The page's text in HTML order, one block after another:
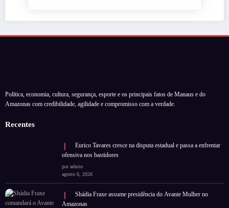
Política, economia, cultura, segurança, esporte e os principais fatos de Manaus e do
Amazonas com credibilidade, agilidade e compromisso com a verdade.
Recentes
Eurico Tavares cresce na disputa estadual e passa a enfrentar
ofensiva nos bastidores
por admin
agosto 6, 2026
Shádia Fraxe assume presidência do Avante Mulher no
Amazonas